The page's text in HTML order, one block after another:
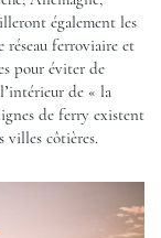
également les
réseau ferroviaire et
pour éviter de
de « la
de ferry existent
villes côtières.